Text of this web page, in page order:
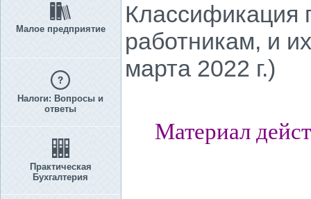
Малое предприятие
Налоги: Вопросы и
ответы
Практическая
Бухгалтерия
работникам, и
марта 2022 г.)
Материал